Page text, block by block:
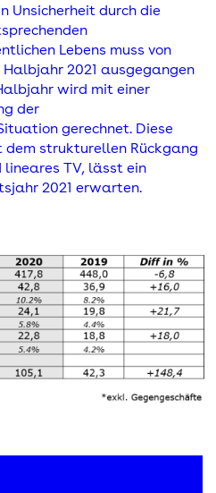
Unsicherheit durch die
Lebens muss von
2021 ausgegangen
wird mit einer
der
gerechnet. Diese
strukturellen Rückgang
lineares TV, lässt ein
2021 erwarten.